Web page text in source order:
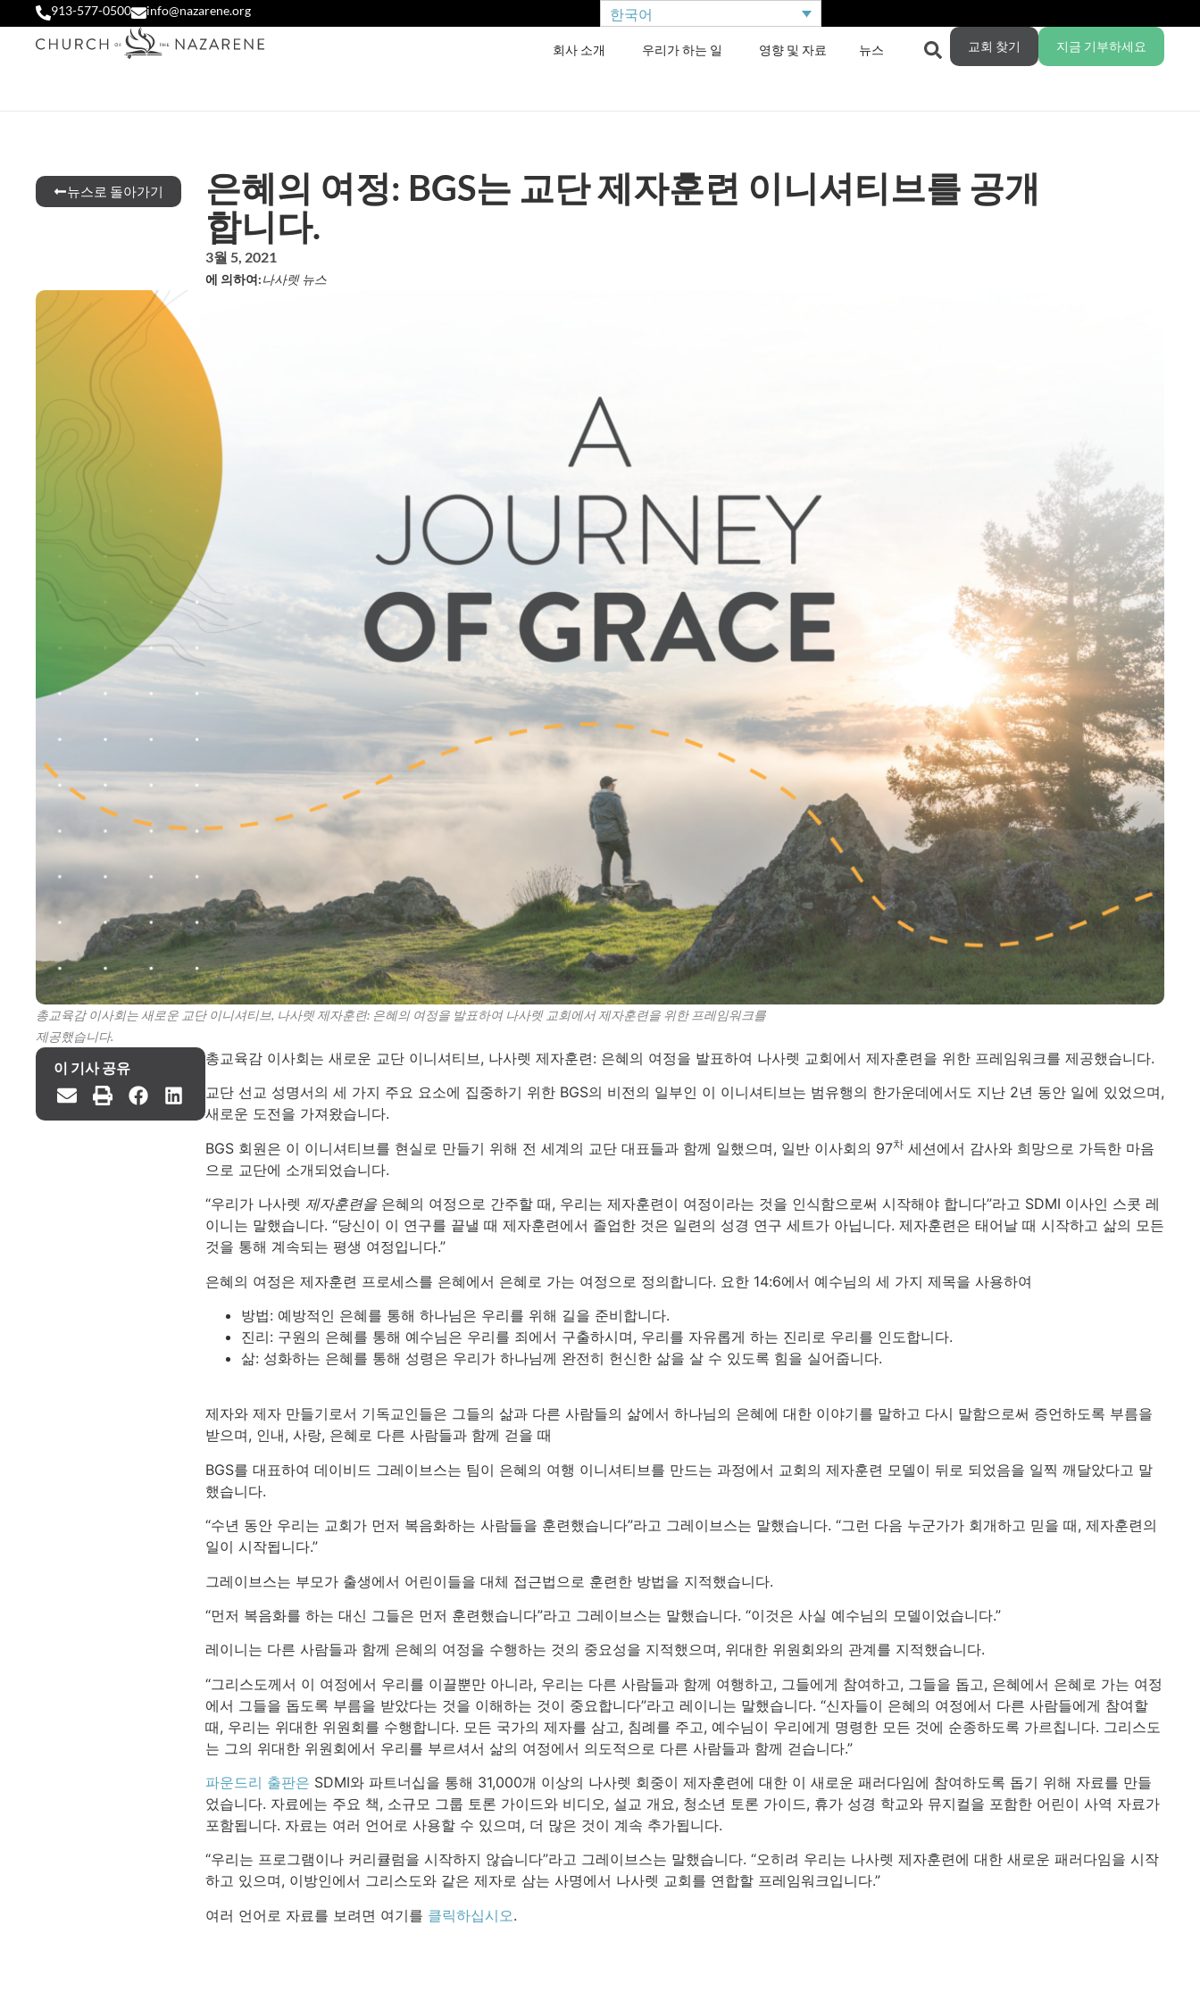
913-577-0500 info@nazarene.org 한국어
회사 소개 우리가 하는 일 영향 및 자료 뉴스 교회 찾기 지금 기부하세요
뉴스로 돌아가기
은혜의 여정: BGS는 교단 제자훈련 이니셔티브를 공개
합니다.
3월 5, 2021
에 의하여:나사렛 뉴스
총교육감 이사회는 새로운 교단 이니셔티브, 나사렛 제자훈련: 은혜의 여정을 발표하여 나사렛 교회에서 제자훈련을 위한 프레임워크를
제공했습니다.
이 기사 공유
총교육감 이사회는 새로운 교단 이니셔티브, 나사렛 제자훈련: 은혜의 여정을 발표하여 나사렛 교회에서 제자훈련을 위한 프레임워크를 제공했습니다.
교단 선교 성명서의 세 가지 주요 요소에 집중하기 위한 BGS의 비전의 일부인 이 이니셔티브는 범유행의 한가운데에서도 지난 2년 동안 일에 있었으며,
새로운 도전을 가져왔습니다.
BGS 회원은 이 이니셔티브를 현실로 만들기 위해 전 세계의 교단 대표들과 함께 일했으며, 일반 이사회의 97차세션에서 감사와 희망으로 가득한 마음
으로 교단에 소개되었습니다.
“우리가 나사렛 제자훈련을은혜의 여정으로 간주할 때, 우리는 제자훈련이 여정이라는 것을 인식함으로써 시작해야 합니다”라고 SDMI 이사인 스콧 레
이니는 말했습니다. “당신이 이 연구를 끝낼 때 제자훈련에서 졸업한 것은 일련의 성경 연구 세트가 아닙니다. 제자훈련은 태어날 때 시작하고 삶의 모든
것을 통해 계속되는 평생 여정입니다.”
은혜의 여정은 제자훈련 프로세스를 은혜에서 은혜로 가는 여정으로 정의합니다. 요한 14:6에서 예수님의 세 가지 제목을 사용하여
방법: 예방적인 은혜를 통해 하나님은 우리를 위해 길을 준비합니다.
진리: 구원의 은혜를 통해 예수님은 우리를 죄에서 구출하시며, 우리를 자유롭게 하는 진리로 우리를 인도합니다.
삶: 성화하는 은혜를 통해 성령은 우리가 하나님께 완전히 헌신한 삶을 살 수 있도록 힘을 실어줍니다.
제자와 제자 만들기로서 기독교인들은 그들의 삶과 다른 사람들의 삶에서 하나님의 은혜에 대한 이야기를 말하고 다시 말함으로써 증언하도록 부름을
받으며, 인내, 사랑, 은혜로 다른 사람들과 함께 걷을 때
BGS를 대표하여 데이비드 그레이브스는 팀이 은혜의 여행 이니셔티브를 만드는 과정에서 교회의 제자훈련 모델이 뒤로 되었음을 일찍 깨달았다고 말
했습니다.
“수년 동안 우리는 교회가 먼저 복음화하는 사람들을 훈련했습니다”라고 그레이브스는 말했습니다. “그런 다음 누군가가 회개하고 믿을 때, 제자훈련의
일이 시작됩니다.”
그레이브스는 부모가 출생에서 어린이들을 대체 접근법으로 훈련한 방법을 지적했습니다.
“먼저 복음화를 하는 대신 그들은 먼저 훈련했습니다”라고 그레이브스는 말했습니다. “이것은 사실 예수님의 모델이었습니다.”
레이니는 다른 사람들과 함께 은혜의 여정을 수행하는 것의 중요성을 지적했으며, 위대한 위원회와의 관계를 지적했습니다.
“그리스도께서 이 여정에서 우리를 이끌뿐만 아니라, 우리는 다른 사람들과 함께 여행하고, 그들에게 참여하고, 그들을 돕고, 은혜에서 은혜로 가는 여정
에서 그들을 돕도록 부름을 받았다는 것을 이해하는 것이 중요합니다”라고 레이니는 말했습니다. “신자들이 은혜의 여정에서 다른 사람들에게 참여할
때, 우리는 위대한 위원회를 수행합니다. 모든 국가의 제자를 삼고, 침례를 주고, 예수님이 우리에게 명령한 모든 것에 순종하도록 가르칩니다. 그리스도
는 그의 위대한 위원회에서 우리를 부르셔서 삶의 여정에서 의도적으로 다른 사람들과 함께 걷습니다.”
파운드리 출판은 SDMI와 파트너십을 통해 31,000개 이상의 나사렛 회중이 제자훈련에 대한 이 새로운 패러다임에 참여하도록 돕기 위해 자료를 만들
었습니다. 자료에는 주요 책, 소규모 그룹 토론 가이드와 비디오, 설교 개요, 청소년 토론 가이드, 휴가 성경 학교와 뮤지컬을 포함한 어린이 사역 자료가
포함됩니다. 자료는 여러 언어로 사용할 수 있으며, 더 많은 것이 계속 추가됩니다.
“우리는 프로그램이나 커리큘럼을 시작하지 않습니다”라고 그레이브스는 말했습니다. “오히려 우리는 나사렛 제자훈련에 대한 새로운 패러다임을 시작
하고 있으며, 이방인에서 그리스도와 같은 제자로 삼는 사명에서 나사렛 교회를 연합할 프레임워크입니다.”
여러 언어로 자료를 보려면 여기를 클릭하십시오.